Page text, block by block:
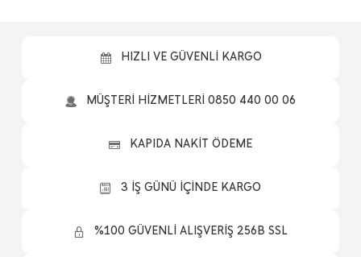
HIZLI VE GÜVENLİ KARGO
MÜŞTERİ HİZMETLERİ 0850 440 00 06
KAPIDA NAKİT ÖDEME
3 İŞ GÜNÜ İÇİNDE KARGO
%100 GÜVENLİ ALIŞVERİŞ 256B SSL